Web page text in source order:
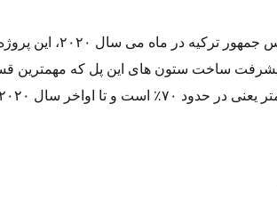
، رئیس جمهور ترکیه در ماه می سال ۲۰۲۰،
ساخت ستون های این پل که مهمترین